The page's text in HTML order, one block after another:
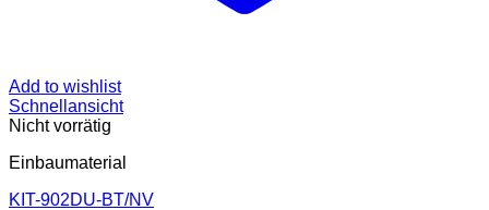
Add to wishlist
Schnellansicht
Nicht vorrätig
Einbaumaterial
KIT-902DU-BT/NV